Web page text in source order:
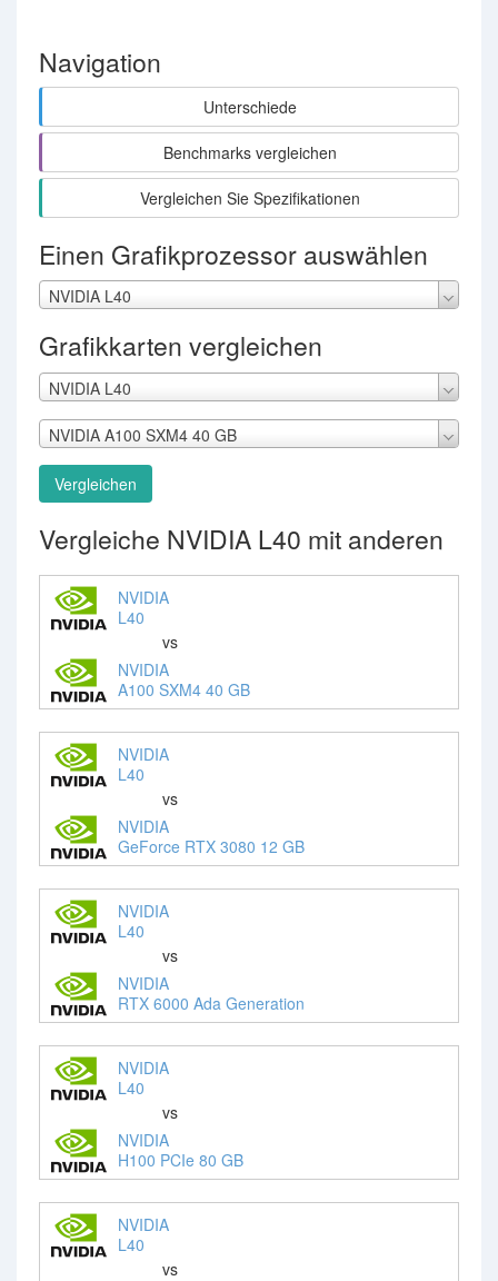
Navigation
Unterschiede
Benchmarks vergleichen
Vergleichen Sie Spezifikationen
Einen Grafikprozessor auswählen
NVIDIA L40
Grafikkarten vergleichen
NVIDIA L40
NVIDIA A100 SXM4 40 GB
Vergleichen
Vergleiche NVIDIA L40 mit anderen
NVIDIA
L40
vs
NVIDIA
A100 SXM4 40 GB
NVIDIA
L40
vs
NVIDIA
GeForce RTX 3080 12 GB
NVIDIA
L40
vs
NVIDIA
RTX 6000 Ada Generation
NVIDIA
L40
vs
NVIDIA
H100 PCIe 80 GB
NVIDIA
L40
vs